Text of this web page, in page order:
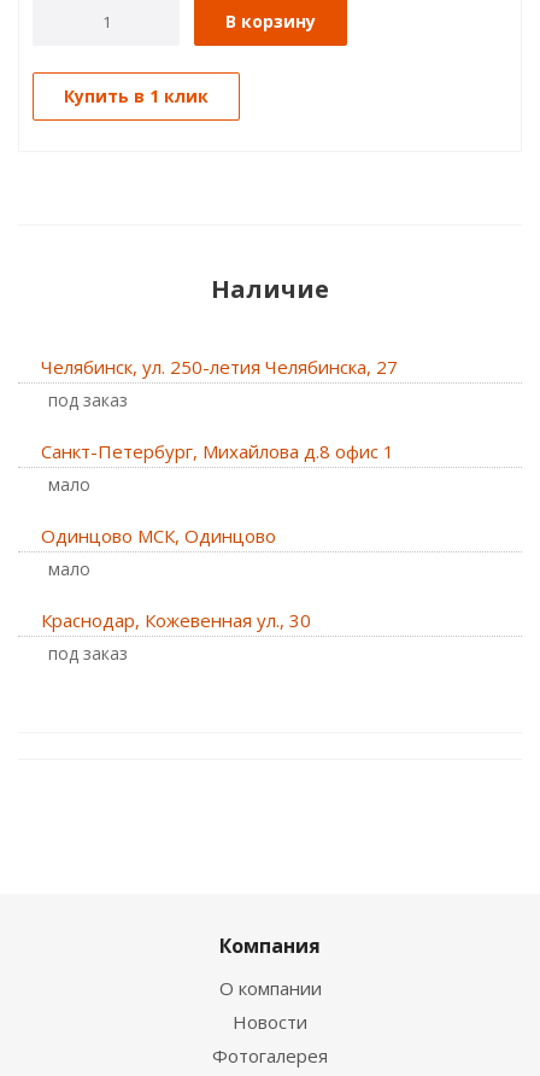
В корзину
Купить в 1 клик
Наличие
Челябинск, ул. 250-летия Челябинска, 27
Под заказ
Санкт-Петербург, Михайлова д.8 офис 1
Мало
Одинцово МСК, Одинцово
Мало
Краснодар, Кожевенная ул., 30
Под заказ
Компания
О компании
Новости
Фотогалерея